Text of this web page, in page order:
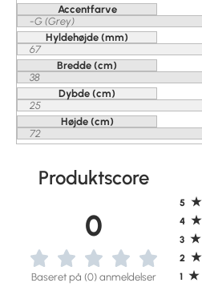
Accentfarve
-G (Grey)
Hyldehøjde (mm)
67
Bredde (cm)
38
Dybde (cm)
25
Højde (cm)
72
Produktscore
0
Baseret på (0) anmeldelser
5 ★
4 ★
3 ★
2 ★
1 ★